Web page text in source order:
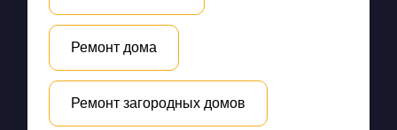
Ремонт дома
Ремонт загородных домов